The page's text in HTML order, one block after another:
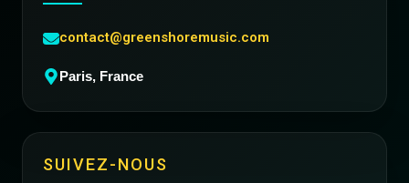
contact@greenshoremusic.com
Paris, France
SUIVEZ-NOUS